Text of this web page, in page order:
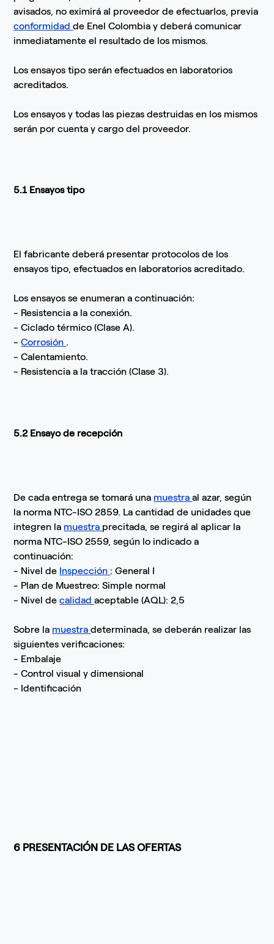
avisados, no eximirá al proveedor de efectuarlos, previa
conformidadde Enel Colombia y deberá comunicar
inmediatamente el resultado de los mismos.
Los ensayos tipo serán efectuados en laboratorios
acreditados.
Los ensayos y todas las piezas destruidas en los mismos
serán por cuenta y cargo del proveedor.
5.1 Ensayos tipo
El fabricante deberá presentar protocolos de los
ensayos tipo, efectuados en laboratorios acreditado.
Los ensayos se enumeran a continuación:
- Resistencia a la conexión.
- Ciclado térmico (Clase A).
-Corrosión .
- Calentamiento.
- Resistencia a la tracción (Clase 3).
5.2 Ensayo de recepción
De cada entrega se tomará una muestraal azar, según
la norma NTC-ISO 2859. La cantidad de unidades que
integren la muestra precitada, se regirá al aplicar la
norma NTC-ISO 2559, según lo indicado a
continuación:
- Nivel de Inspección : General I
- Plan de Muestreo: Simple normal
- Nivel decalidadaceptable (AQL): 2,5
Sobre la muestradeterminada, se deberán realizar las
siguientes verificaciones:
- Embalaje
- Control visual y dimensional
- Identificación
6 PRESENTACIÓN DE LAS OFERTAS